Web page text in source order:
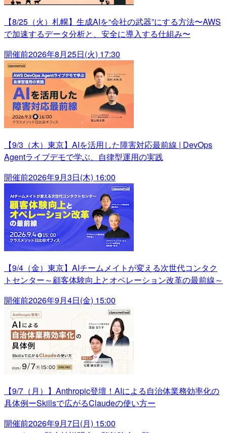
【8/25（火）札幌】生成AIを“会社の武器”にする方法〜AWS
で加速するデータ分析と、安全に導入する仕組み〜
開催前2026年8月25日(火) 17:30
【9/3（木）東京】AIを活用した障害対応最前線 | DevOps
Agentライブデモで学ぶ、自律型運用の実践
開催前2026年9月3日(木) 16:00
【9/4（金）東京】AIチームメイトが変える次世代コンタク
トセンター～顧客体験向上とオペレーション改革の最前線～
開催前2026年9月4日(金) 15:00
【9/7（月）】Anthropic登壇！AIによる自治体業務効率化の
具体例ーSkillsで広がるClaudeの使い方ー
開催前2026年9月7日(月) 15:00